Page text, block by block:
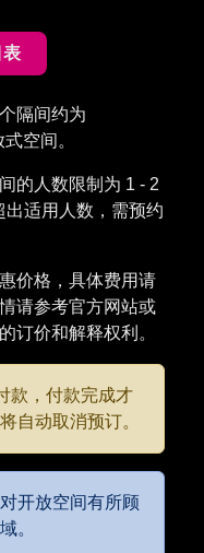
表
隔间约为
空间。
的人数限制为 1 - 2
出适用人数，需预约
价格，具体费用请
请参考官方网站或
订价和解释权利。
款，付款完成才
自动取消预订。
开放空间有所顾
。